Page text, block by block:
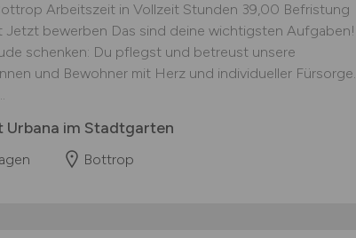
Arbeitszeit in Vollzeit Stunden 39,00 Befristung
Jetzt bewerben Das sind deine wichtigsten Aufgaben!
schenken: Du pflegst und betreust unsere
und Bewohner mit Herz und individueller Fürsorge.
Urbana im Stadtgarten
Bottrop